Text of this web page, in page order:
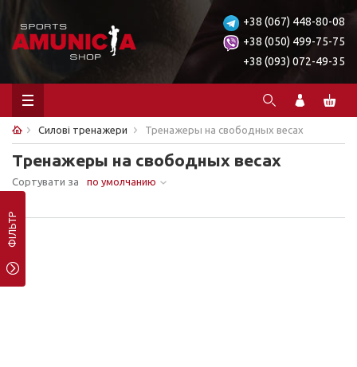
+38 (067) 448-80-08
+38 (050) 499-75-75
+38 (093) 072-49-35
Силові тренажери Тренажеры на свободных весах
Тренажеры на свободных весах
Сортувати за по умолчанию
ФІЛЬТР
Ничего не найдено.